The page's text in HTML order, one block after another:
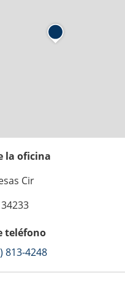
la oficina
Cir
teléfono
813-4248